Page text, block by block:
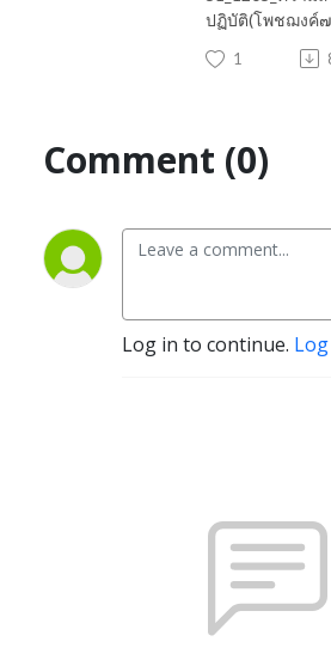
ปฏิบัติ(โพชฌงค์๗
1
Comment (0)
Log in to continue.